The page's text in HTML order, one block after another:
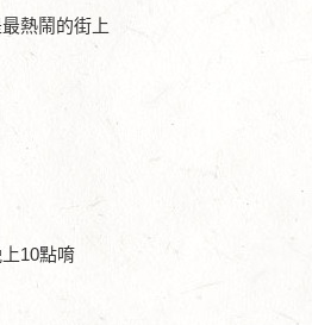
熱鬧的街上
10點唷